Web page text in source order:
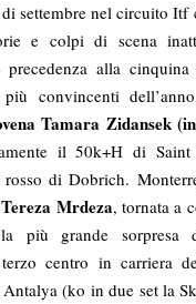
settembre nel circuito Itf
e colpi di scena
alla
convincenti
Tamara Zidansek
il 50k+H di
di Dobrich.
Tereza Mrdeza, tornata a
più grande sorpresa
centro in carriera
Antalya (ko in due set la